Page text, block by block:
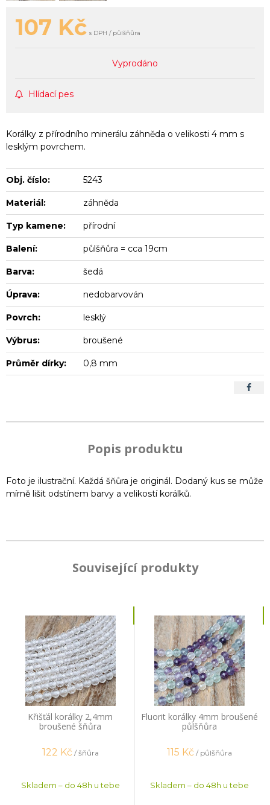
107 Kč s DPH / půlšňůra
Vyprodáno
Hlídací pes
Korálky z přírodního minerálu záhněda o velikosti 4 mm s
lesklým povrchem.
Obj. číslo: 5243
Materiál: záhněda
Typ kamene: přírodní
Balení: půlšňůra = cca 19cm
Barva: šedá
Úprava: nedobarvován
Povrch: lesklý
Výbrus: broušené
Průměr dírky: 0,8 mm
Popis produktu
Foto je ilustrační. Každá šňůra je originál. Dodaný kus se může
mírně lišit odstínem barvy a velikostí korálků.
Související produkty
Křišťál korálky 2,4mm
broušené šňůra
122 Kč / šňůra
Skladem – do 48h u tebe
Fluorit korálky 4mm broušené
půlšňůra
115 Kč / půlšňůra
Skladem – do 48h u tebe